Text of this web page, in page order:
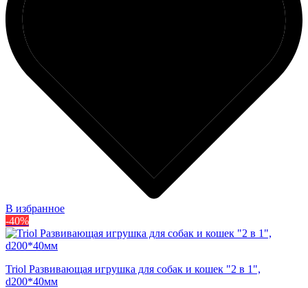
В избранное
-40%
Triol Развивающая игрушка для собак и кошек "2 в 1",
d200*40мм